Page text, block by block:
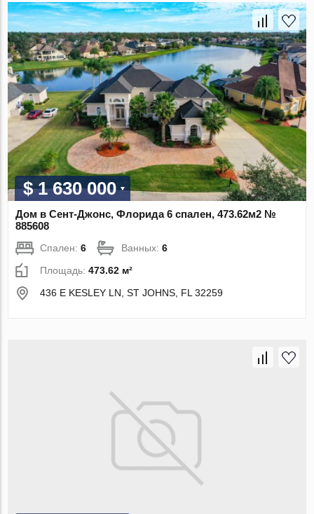
$ 1 630 000
Дом в Сент-Джонс, Флорида 6 спален, 473.62м2 №
885608
Спален:6 Ванных:6
Площадь:473.62 м²
436 E KESLEY LN, ST JOHNS, FL 32259